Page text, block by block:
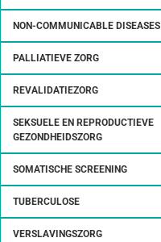
NON-COMMUNICABLE DISEASES
PALLIATIEVE ZORG
REVALIDATIEZORG
SEKSUELE EN REPRODUCTIEVE
GEZONDHEIDSZORG
SOMATISCHE SCREENING
TUBERCULOSE
VERSLAVINGSZORG